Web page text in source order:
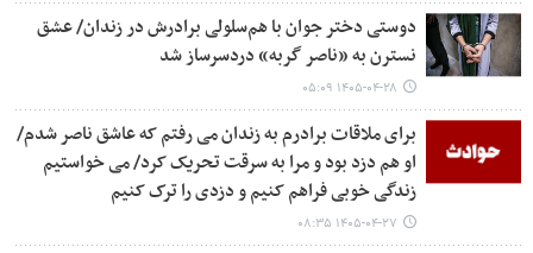
دوستی دختر جوان با هم‌سلولی برادرش در زندان/ عشق
نسترن به «ناصر گربه» دردسرساز شد
۱۴۰۵-۰۴-۲۸ ۰۵:۰۹
برای ملاقات برادرم به زندان می رفتم که عاشق ناصر شدم/
او هم دزد بود و مرا به سرقت تحریک کرد/ می خواستیم
زندگی خوبی فراهم کنیم و دزدی را ترک کنیم
۱۴۰۵-۰۴-۲۷ ۰۸:۳۵